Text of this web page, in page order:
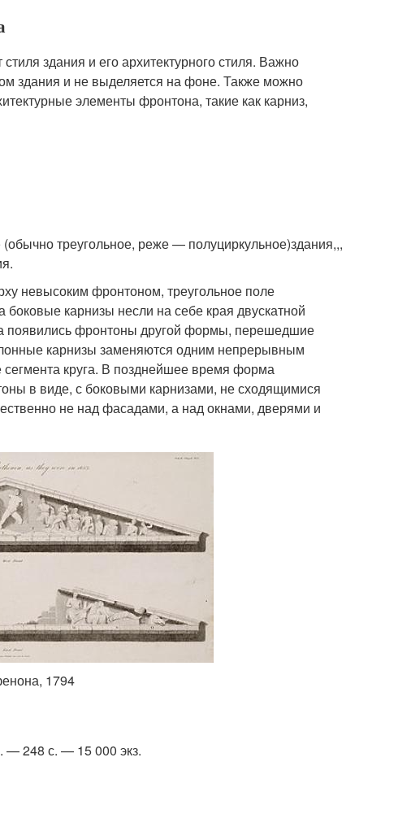
здания и его архитектурного стиля. Важно
здания и не выделяется на фоне. Также можно
элементы фронтона, такие как карниз,
треугольное, реже — полуциркульное)здания,,,
невысоким фронтоном, треугольное поле
карнизы несли на себе края двускатной
появились фронтоны другой формы, перешедшие
карнизы заменяются одним непрерывным
сегмента круга. В позднейшее время форма
в виде, с боковыми карнизами, не сходящимися
не над фасадами, а над окнами, дверями и
1794
— 248 с. — 15 000 экз.